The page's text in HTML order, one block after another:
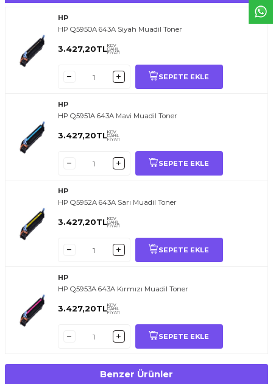
HP
HP Q5950A 643A Siyah Muadil Toner
3.427,20TLKDV
DAHİL
FİYATI
SEPETE EKLE
HP
HP Q5951A 643A Mavi Muadil Toner
3.427,20TLKDV
DAHİL
FİYATI
SEPETE EKLE
HP
HP Q5952A 643A Sarı Muadil Toner
3.427,20TLKDV
DAHİL
FİYATI
SEPETE EKLE
HP
HP Q5953A 643A Kırmızı Muadil Toner
3.427,20TLKDV
DAHİL
FİYATI
SEPETE EKLE
Benzer Ürünler